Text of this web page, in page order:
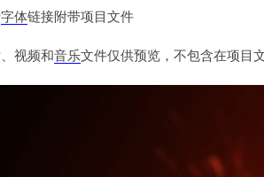
字体链接附带项目文件
、视频和音乐文件仅供预览，不包含在项目